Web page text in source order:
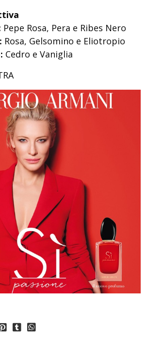
Pepe Rosa, Pera e Ribes Nero
Rosa, Gelsomino e Eliotropio
Cedro e Vaniglia